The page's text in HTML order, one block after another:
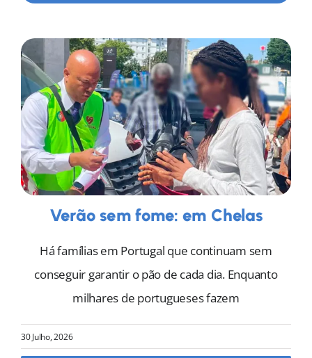
Verão sem fome: em Chelas
Há famílias em Portugal que continuam sem
conseguir garantir o pão de cada dia. Enquanto
milhares de portugueses fazem
30 Julho, 2026